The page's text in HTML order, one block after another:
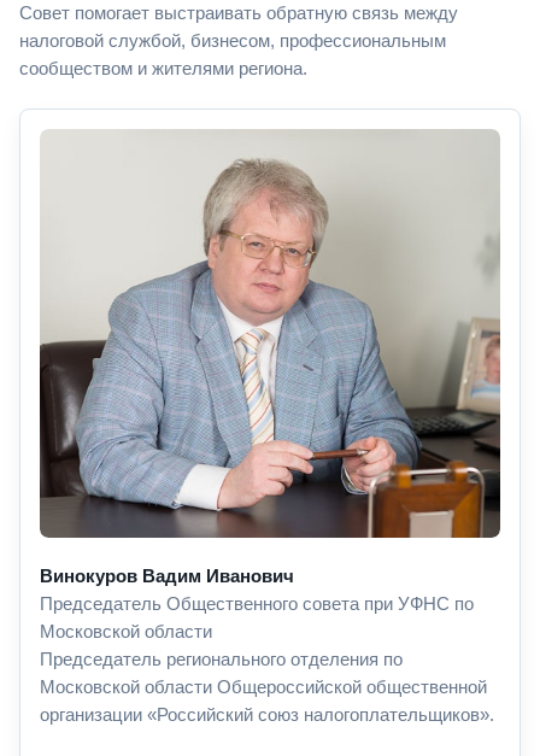
Совет помогает выстраивать обратную связь между
налоговой службой, бизнесом, профессиональным
сообществом и жителями региона.
Винокуров Вадим Иванович
Председатель Общественного совета при УФНС по
Московской области
Председатель регионального отделения по
Московской области Общероссийской общественной
организации «Российский союз налогоплательщиков».